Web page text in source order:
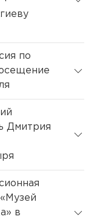
по
Дмитрия
в